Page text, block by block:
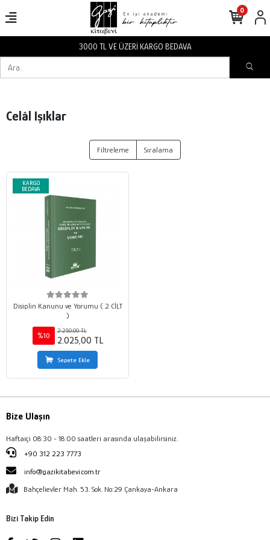
3000 TL VE ÜZERİ KARGO BEDAVA
0
Celâl Işıklar
Filtreleme Sıralama
KARGO
BEDAVA
Disiplin Kanunu ve Yorumu ( 2 CİLT
)
%10
2.250,00 TL
2.025,00 TL
Sepete Ekle
Bize Ulaşın
Haftaiçi 08:30 - 18:00 saatleri arasında ulaşabilirsiniz.
+90 312 223 7773
info@gazikitabevi.com.tr
Bahçelievler Mah. 53. Sok. No:29 Çankaya-Ankara
Bizi Takip Edin